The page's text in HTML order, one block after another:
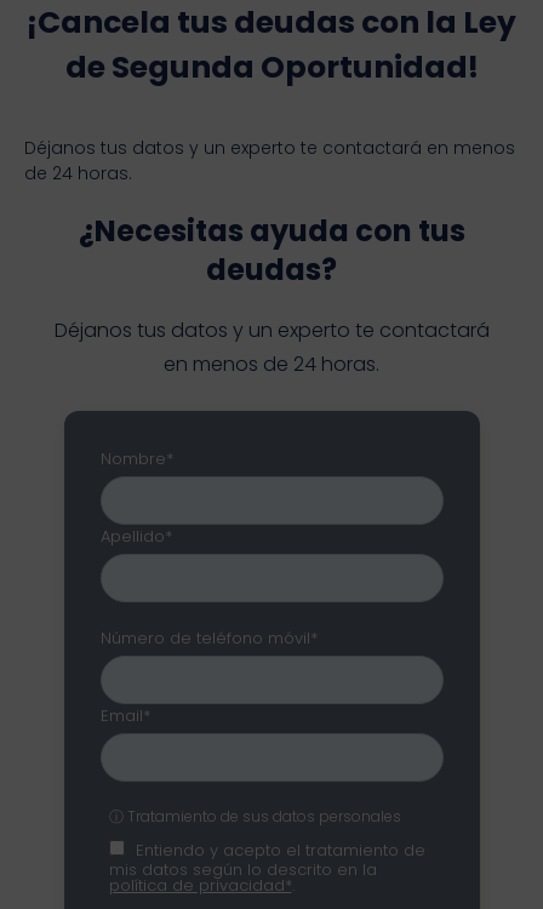
¡Cancela tus deudas con la Ley
de Segunda Oportunidad!
Déjanos tus datos y un experto te contactará en menos
de 24 horas.
¿Necesitas ayuda con tus
deudas?
Déjanos tus datos y un experto te contactará
en menos de 24 horas.
Nombre*
Apellido*
Número de teléfono móvil*
Email*
ⓘ Tratamiento de sus datos personales
Entiendo y acepto el tratamiento de
mis datos según lo descrito en la
política de privacidad*